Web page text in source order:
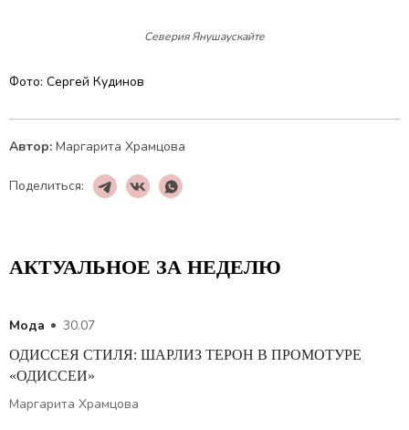
Северия Янушаускайте
Фото: Сергей Кудинов
Автор: Маргарита Храмцова
Поделиться:
АКТУАЛЬНОЕ ЗА НЕДЕЛЮ
Мода 30.07
ОДИССЕЯ СТИЛЯ: ШАРЛИЗ ТЕРОН В ПРОМОТУРЕ
«ОДИССЕИ»
Маргарита Храмцова